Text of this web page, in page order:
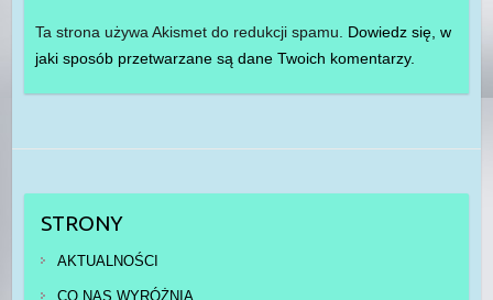
Ta strona używa Akismet do redukcji spamu. Dowiedz się, w
jaki sposób przetwarzane są dane Twoich komentarzy.
STRONY
AKTUALNOŚCI
CO NAS WYRÓŻNIA